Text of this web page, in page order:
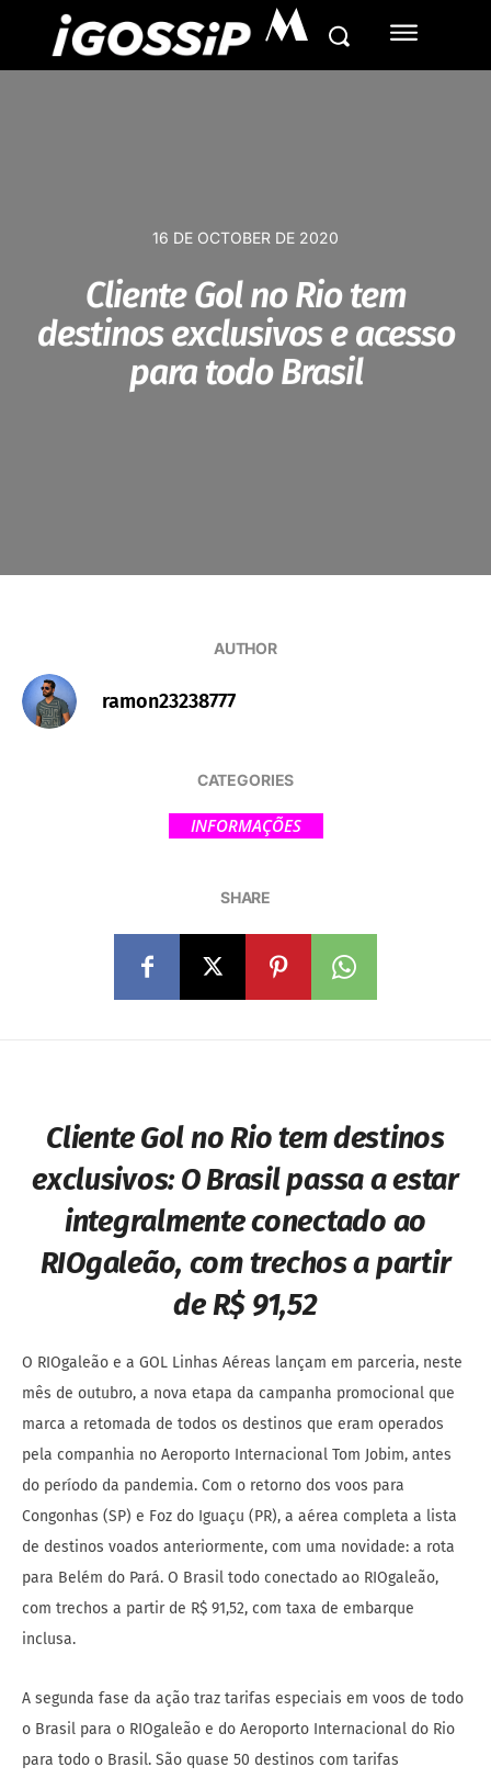
M
16 DE OCTOBER DE 2020
Cliente Gol no Rio tem
destinos exclusivos e acesso
para todo Brasil
AUTHOR
ramon23238777
CATEGORIES
INFORMAÇÕES
SHARE
Cliente Gol no Rio tem destinos
exclusivos:O Brasil passa a estar
integralmente conectado ao
RIOgaleão, com trechos a partir
de R$ 91,52
O RIOgaleão e a GOL Linhas Aéreas lançam em parceria, neste
mês de outubro, a nova etapa da campanha promocional que
marca a retomada de todos os destinos que eram operados
pela companhia no Aeroporto Internacional Tom Jobim, antes
do período da pandemia. Com o retorno dos voos para
Congonhas (SP) e Foz do Iguaçu (PR), a aérea completa a lista
de destinos voados anteriormente, com uma novidade: a rota
para Belém do Pará. O Brasil todo conectado ao RIOgaleão,
com trechos a partir de R$ 91,52, com taxa de embarque
inclusa.
A segunda fase da ação traz tarifas especiais em voos de todo
o Brasil para o RIOgaleão e do Aeroporto Internacional do Rio
para todo o Brasil. São quase 50 destinos com tarifas